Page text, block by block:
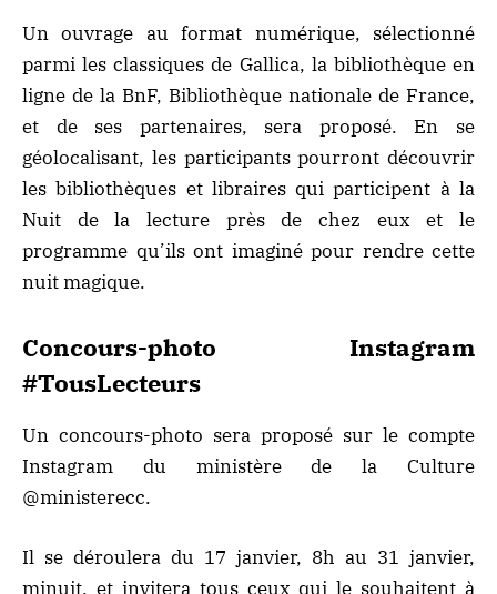
Un ouvrage au format numérique, sélectionné
parmi les classiques de Gallica, la bibliothèque en
ligne de la BnF, Bibliothèque nationale de France,
et de ses partenaires, sera proposé. En se
géolocalisant, les participants pourront découvrir
les bibliothèques et libraires qui participent à la
Nuit de la lecture près de chez eux et le
programme qu’ils ont imaginé pour rendre cette
nuit magique.
Concours-photo Instagram
#TousLecteurs
Un concours-photo sera proposé sur le compte
Instagram du ministère de la Culture
@ministerecc.
Il se déroulera du 17 janvier, 8h au 31 janvier,
minuit, et invitera tous ceux qui le souhaitent à